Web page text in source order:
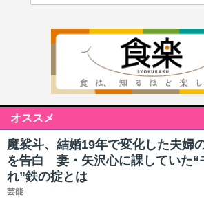
オススメ
魔裟斗、結婚19年で変化した夫婦
を告白 妻・矢沢心に課していた“
れ”鉄の掟とは
芸能